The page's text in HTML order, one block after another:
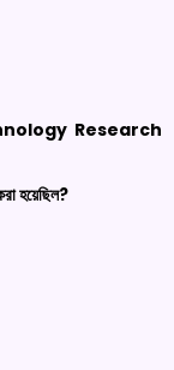
Research
হয়েছিল?